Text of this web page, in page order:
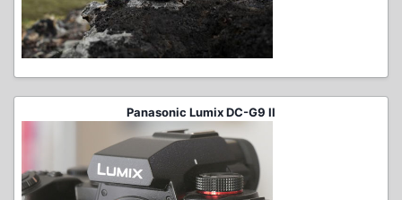
Panasonic Lumix DC-G9 II